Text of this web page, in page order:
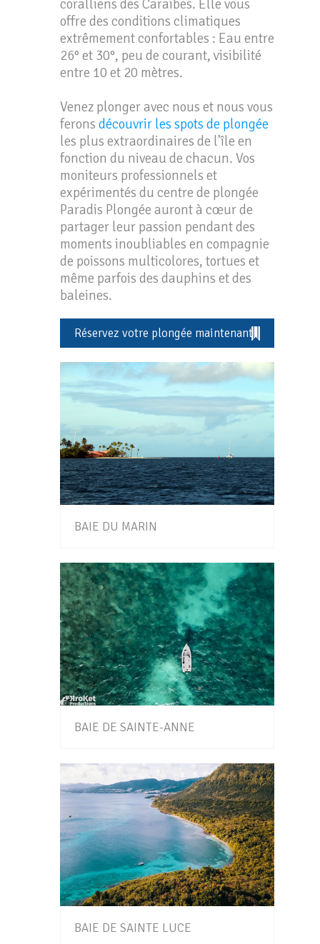
coralliens des Caraïbes. Elle vous
offre des conditions climatiques
extrêmement confortables : Eau entre
26° et 30°, peu de courant, visibilité
entre 10 et 20 mètres.
Venez plonger avec nous et nous vous
ferons découvrir les spots de plongée
les plus extraordinaires de l’île en
fonction du niveau de chacun. Vos
moniteurs professionnels et
expérimentés du centre de plongée
Paradis Plongée auront à cœur de
partager leur passion pendant des
moments inoubliables en compagnie
de poissons multicolores, tortues et
même parfois des dauphins et des
baleines.
Réservez votre plongée maintenant
BAIE DU MARIN
BAIE DE SAINTE-ANNE
BAIE DE SAINTE LUCE